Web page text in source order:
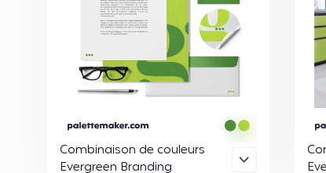
Combinaison de couleurs
Evergreen Branding